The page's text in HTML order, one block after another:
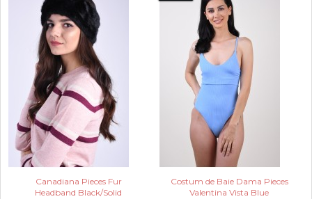
Canadiana Pieces Fur
Headband Black/Solid
Costum de Baie Dama Pieces
Valentina Vista Blue